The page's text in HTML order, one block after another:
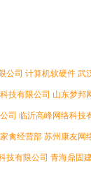
公司 计算机软硬件 武
技有限公司 山东梦邦
司 临沂高峰网络科技
禽经营部 苏州康友网
技有限公司 青海鼎固